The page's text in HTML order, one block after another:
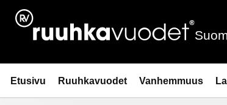
Siirry
sisältöön
Ruuhkavuodet.fi
Etusivu Ruuhkavuodet Vanhemmuus